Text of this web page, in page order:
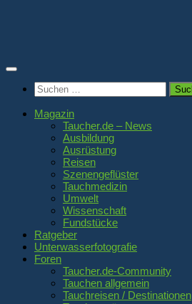
Suchen
nach:
Magazin
Taucher.de – News
Ausbildung
Ausrüstung
Reisen
Szenengeflüster
Tauchmedizin
Umwelt
Wissenschaft
Fundstücke
Ratgeber
Unterwasserfotografie
Foren
Taucher.de-Community
Tauchen allgemein
Tauchreisen / Destinationen